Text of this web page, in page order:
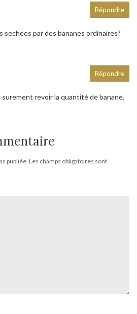
sechees par des bananes ordinaires?
Répondre
revoir la quantité de banane.
Répondre
publiée. Les champs obligatoires sont